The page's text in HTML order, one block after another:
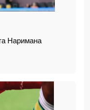
Наримана